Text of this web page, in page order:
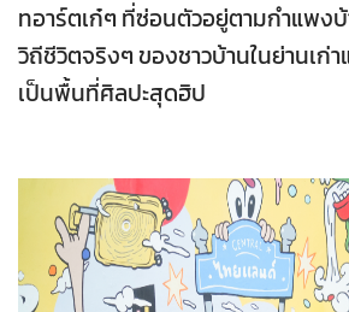
ทอาร์ตเก๋ๆ ที่ซ่อนตัวอยู่ตามกำแพง
วิถีชีวิตจริงๆ ของชาวบ้านในย่านเก่
เป็นพื้นที่ศิลปะสุดฮิป